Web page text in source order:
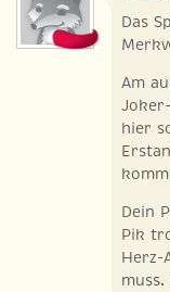
Das
Am
hier
Dein
Pik
Herz-